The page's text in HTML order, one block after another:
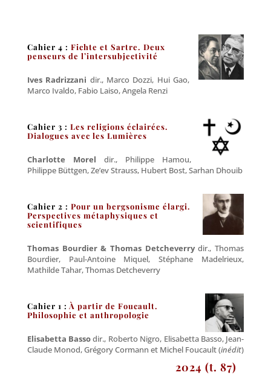
Cahier 4 : Fichte et Sartre. Deux
penseurs de l’intersubjectivité
Ives Radrizzani dir., Marco Dozzi, Hui Gao,
Marco Ivaldo, Fabio Laiso, Angela Renzi
Cahier 3 : Les religions éclairées.
Dialogues avec les Lumières
Charlotte Morel dir., Philippe Hamou,
Philippe Büttgen, Ze’ev Strauss, Hubert Bost, Sarhan Dhouib
Cahier 2 : Pour un bergsonisme élargi.
Perspectives métaphysiques et
scientifiques
Thomas Bourdier & Thomas Detcheverrydir., Thomas
Bourdier, Paul-Antoine Miquel, Stéphane Madelrieux,
Mathilde Tahar, Thomas Detcheverry
Cahier 1 : À partir de Foucault.
Philosophie et anthropologie
Elisabetta Bassodir., Roberto Nigro, Elisabetta Basso, Jean-
Claude Monod, Grégory Cormann et Michel Foucault (inédit)
2024 (t. 87)